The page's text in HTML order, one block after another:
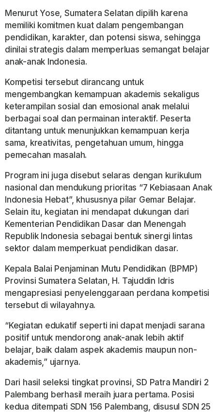
Menurut Yose, Sumatera Selatan dipilih karena
memiliki komitmen kuat dalam pengembangan
pendidikan, karakter, dan potensi siswa, sehingga
dinilai strategis dalam memperluas semangat belajar
anak-anak Indonesia.
Kompetisi tersebut dirancang untuk
mengembangkan kemampuan akademis sekaligus
keterampilan sosial dan emosional anak melalui
berbagai soal dan permainan interaktif. Peserta
ditantang untuk menunjukkan kemampuan kerja
sama, kreativitas, pengetahuan umum, hingga
pemecahan masalah.
Program ini juga disebut selaras dengan kurikulum
nasional dan mendukung prioritas “7 Kebiasaan Anak
Indonesia Hebat”, khususnya pilar Gemar Belajar.
Selain itu, kegiatan ini mendapat dukungan dari
Kementerian Pendidikan Dasar dan Menengah
Republik Indonesia sebagai bentuk sinergi lintas
sektor dalam memperkuat pendidikan dasar.
Kepala Balai Penjaminan Mutu Pendidikan (BPMP)
Provinsi Sumatera Selatan, H. Tajuddin Idris
mengapresiasi penyelenggaraan perdana kompetisi
tersebut di wilayahnya.
“Kegiatan edukatif seperti ini dapat menjadi sarana
positif untuk mendorong anak-anak lebih aktif
belajar, baik dalam aspek akademis maupun non-
akademis,” ujarnya.
Dari hasil seleksi tingkat provinsi,SD Patra Mandiri 2
Palembang berhasil meraih juara pertama. Posisi
kedua ditempati SDN 156 Palembang, disusul SDN 25